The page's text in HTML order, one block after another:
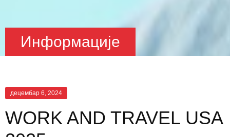
Информације
децембар 6, 2024
WORK AND TRAVEL USA